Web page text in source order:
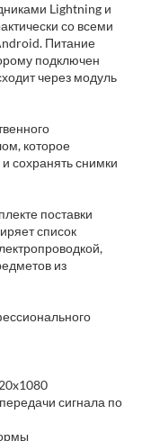
Lightning и
со всеми
Питание
подключен
через модуль
которое
сохранять снимки
поставки
список
из
сигнала по